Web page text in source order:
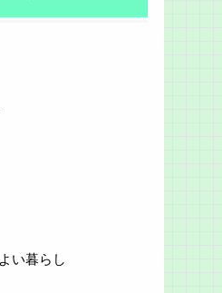
い暮らし